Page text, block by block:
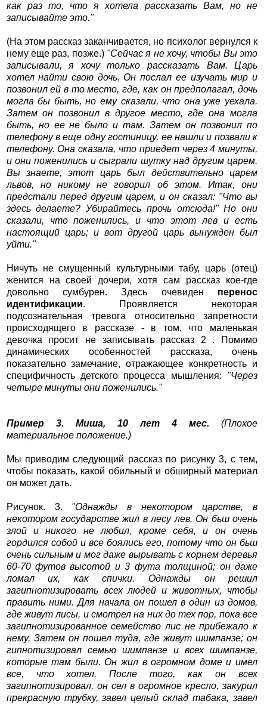
как раз то, что я хотела рассказать Вам, но не
записывайте это."
(На этом рассказ заканчивается, но психолог вернулся к
нему еще раз, позже.) "Сейчас я не хочу, чтобы Вы это
записывали, я хочу только рассказать Вам. Царь
хотел найти свою дочь. Он послал ее изучать мир и
позвонил ей в то место, где, как он предполагал, дочь
могла бы быть, но ему сказали, что она уже уехала.
Затем он позвонил в другое место, где она могла
быть, но ее не было и там. Затем он позвонил по
телефону в еще одну гостиницу, ее нашли и позвали к
телефону. Она сказала, что приедет через 4 минуты,
и они поженились и сыграли шутку над другим царем.
Вы знаете, этот царь был действительно царем
львов, но никому не говорил об этом. Итак, они
предстали перед другим царем, и он сказал: "Что вы
здесь делаете? Убирайтесь прочь отсюда!" Но они
сказали, что поженились, и что этот лев и есть
настоящий царь; и вот другой царь вынужден был
уйти."
Ничуть не смущенный культурными табу, царь (отец)
женится на своей дочери, хотя сам рассказ кое-где
довольно сумбурен. Здесь очевиден перенос
идентификации. Проявляется некоторая
подсознательная тревога относительно запретности
происходящего в рассказе - в том, что маленькая
девочка просит не записывать рассказ 2 . Помимо
динамических особенностей рассказа, очень
показательно замечание, отражающее конкретность и
специфичность детского процесса мышления: "Через
четыре минуты они поженились."
Пример 3. Миша, 10 лет 4 мес. (Плохое
материальное положение.)
Мы приводим следующий рассказ по рисунку 3, с тем,
чтобы показать, какой обильный и обширный материал
он может дать.
Рисунок. 3. "Однажды в некотором царстве, в
некотором государстве жил в лесу лев. Он бьш очень
злой и никого не любил, кроме себя, и он очень
гордился собой и все боялись его, потому что он бьш
очень сильным и мог даже вырывать с корнем деревья
60-70 футов высотой и 3 фута толщиной; он даже
ломал их, как спички. Однажды он решил
загипнотизировать всех людей и животных, чтобы
править ними. Для начала он пошел в один из домов,
где живут лисы, и смотрел на них до тех пор, пока все
загипнотизированное семейство лис не прибежало к
нему. Затем он пошел туда, где живут шимпанзе; он
гипнотизировал семью шимпанзе и всех шимпанзе,
которые там были. Он жил в огромном доме и имел
все, что хотел. После того, как он всех
загипнотизировал, он сел в огромное кресло, закурил
прекрасную трубку, завел целый склад табака, завел